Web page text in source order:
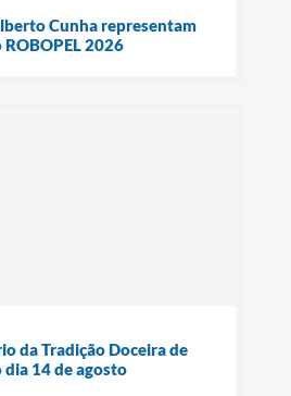
Cunha representam
2026
da Tradição Doceira de
14 de agosto